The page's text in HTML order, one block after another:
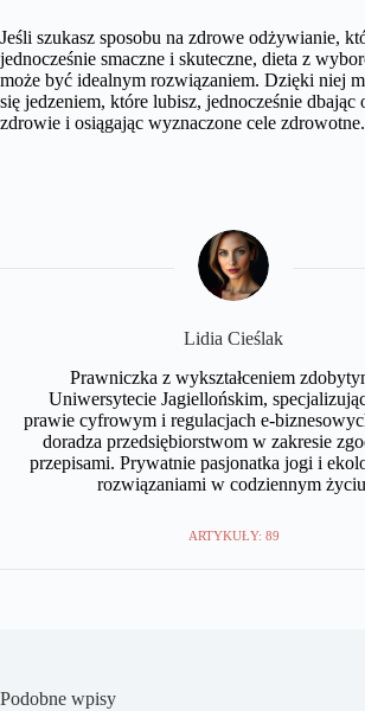
Jeśli szukasz sposobu na zdrowe odżywianie,
jednocześnie smaczne i skuteczne, dieta z
może być idealnym rozwiązaniem. Dzięki niej
się jedzeniem, które lubisz, jednocześnie dbając
zdrowie i osiągając wyznaczone cele zdrowotne.
Lidia Cieślak
Prawniczka z wykształceniem
Uniwersytecie Jagiellońskim,
prawie cyfrowym i regulacjach e-
doradza przedsiębiorstwom w zakresie
przepisami. Prywatnie pasjonatka jogi i
rozwiązaniami w codziennym
ARTYKUŁY: 89
Podobne wpisy